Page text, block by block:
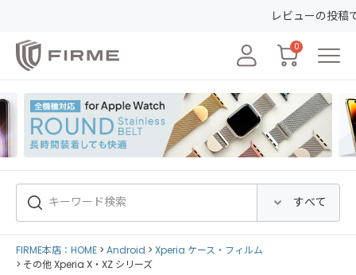
レビューの投稿で50ポイント
0
FIRME本店：HOME Android
Xperia ケース・フィルム
その他 Xperia X・XZ シリーズ